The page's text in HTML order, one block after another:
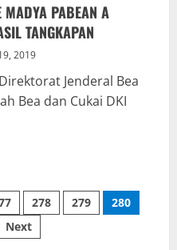
PABEAN A
TANGKAPAN
2019
Jenderal Bea
Bea dan Cukai DKI
278 279
280
Next